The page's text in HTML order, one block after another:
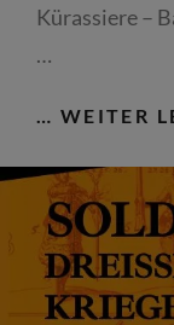
Kürassiere –
…
… WEITER